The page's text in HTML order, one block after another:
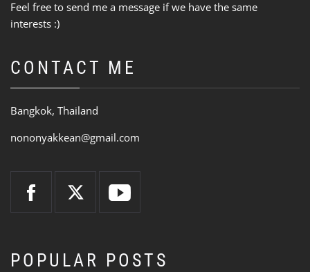
Feel free to send me a message if we have the same
interests :)
CONTACT ME
Bangkok, Thailand
nononyakkean@gmail.com
POPULAR POSTS